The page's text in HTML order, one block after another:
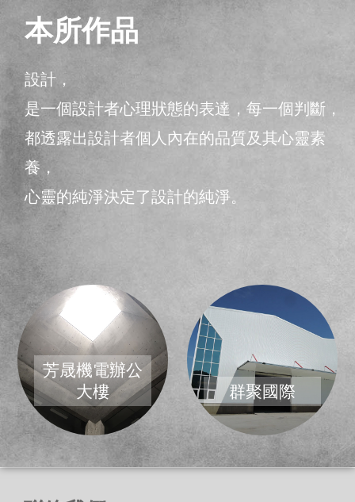
本所作品
設計，
是一個設計者心理狀態的表達，每一個判斷，
都透露出設計者個人內在的品質及其心靈素
養，
心靈的純淨決定了設計的純淨。
芳晟機電辦公
大樓
群聚國際